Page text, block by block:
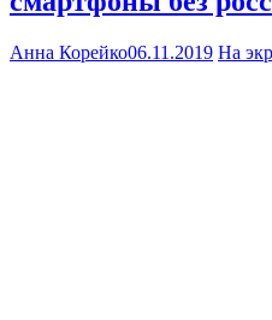
Анна Корейко06.11.2019 На